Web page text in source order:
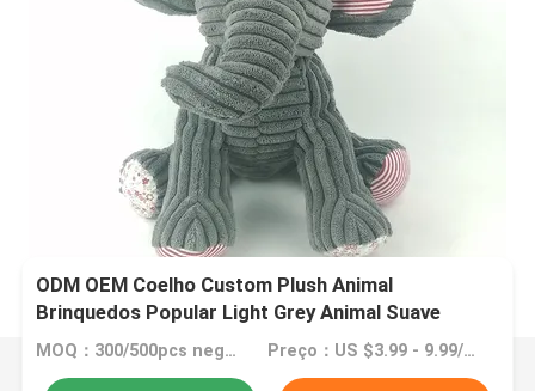
ODM OEM Coelho Custom Plush Animal
Brinquedos Popular Light Grey Animal Suave
MOQ：300/500pcs negociável Preço：US $3.99 - 9.99/Piece